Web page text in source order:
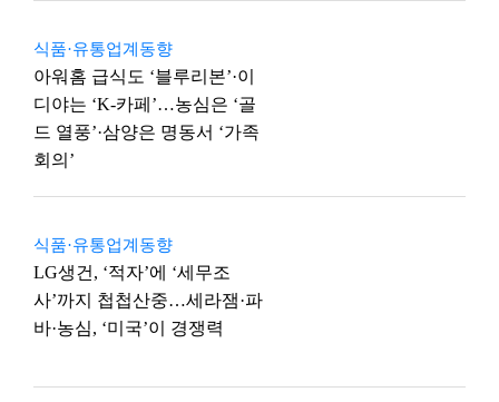
식품·유통업계동향
아워홈 급식도 ‘블루리본’·이
디야는 ‘K-카페’…농심은 ‘골
드 열풍’·삼양은 명동서 ‘가족
회의’
식품·유통업계동향
LG생건, ‘적자’에 ‘세무조
사’까지 첩첩산중…세라잼·파
바·농심, ‘미국’이 경쟁력